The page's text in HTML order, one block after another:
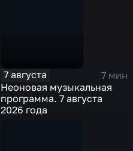
7 августа
7 мин
Неоновая музыкальная
программа. 7 августа
2026 года